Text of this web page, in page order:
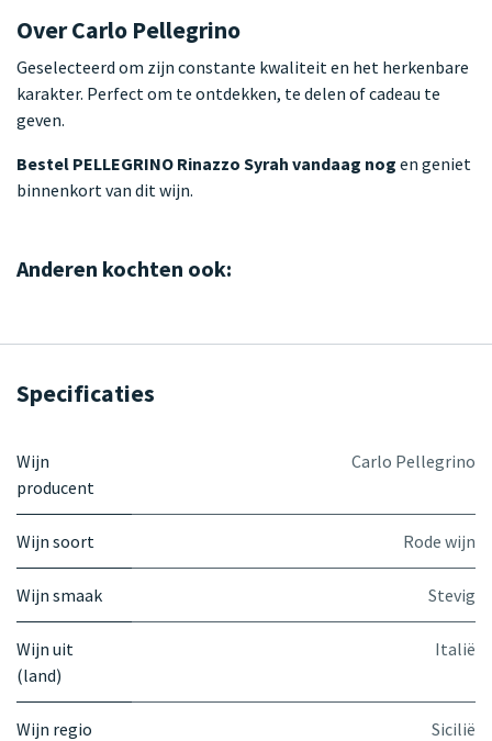
Over Carlo Pellegrino
Geselecteerd om zijn constante kwaliteit en het herkenbare
karakter. Perfect om te ontdekken, te delen of cadeau te
geven.
Bestel PELLEGRINO Rinazzo Syrah vandaag nog en geniet
binnenkort van dit wijn.
Anderen kochten ook:
Specificaties
Wijn
producent
Carlo Pellegrino
Wijn soort Rode wijn
Wijn smaak Stevig
Wijn uit
(land)
Italië
Wijn regio Sicilië